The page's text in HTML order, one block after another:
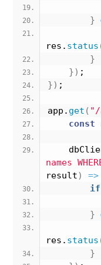
}
res. status
}
}) ;
}) ;
app. get (
const
names
result) =>
if
}
res. status
}